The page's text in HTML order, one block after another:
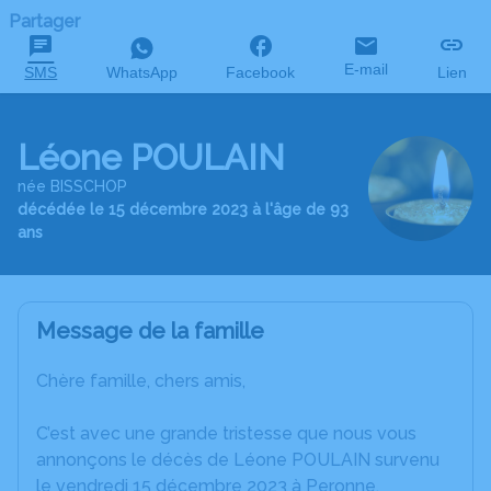
Partager
SMS WhatsApp Facebook E-mail Lien
Léone POULAIN
née BISSCHOP
décédée le 15 décembre 2023 à l'âge de 93
ans
Message de la famille
Chère famille, chers amis,
C’est avec une grande tristesse que nous vous
annonçons le décès de Léone POULAIN survenu
le vendredi 15 décembre 2023 à Peronne.